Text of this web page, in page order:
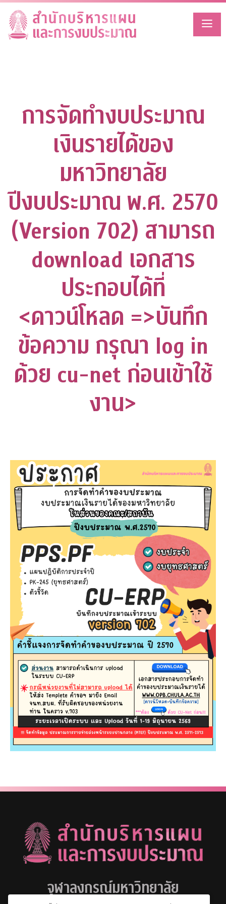
Skip
content
การจัดทำงบประมาณ
เงินรายได้ของ
มหาวิทยาลัย
ปีงบประมาณ พ.ศ. 2570
(Version 702) สามารถ
download เอกสาร
ประกอบได้ที่
<ดาวน์โหลด =>บันทึก
ข้อความ กรุณา log in
ด้วย cu-net ก่อนเข้าใช้
งาน>
จุฬาลงกรณ์มหาวิทยาลัย